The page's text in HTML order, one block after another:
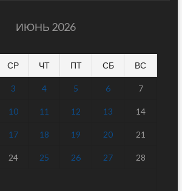
ИЮНЬ 2026
СР ЧТ ПТ СБ ВС
3 4 5 6 7
10 11 12 13 14
17 18 19 20 21
24 25 26 27 28